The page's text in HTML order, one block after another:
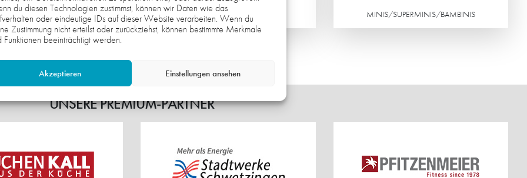
du diesen Technologien zustimmst, können wir Daten wie das
oder eindeutige IDs auf dieser Website verarbeiten. Wenn du
Zustimmung nicht erteilst oder zurückziehst, können bestimmte Merkmale
Funktionen beeinträchtigt werden.
Akzeptieren Einstellungen ansehen
1. HERREN MÄNNLICHE C-JUGEND
Weiterlesen
MINIS/SUPERMINIS/BAMBINIS
UNSERE PREMIUM-PARTNER